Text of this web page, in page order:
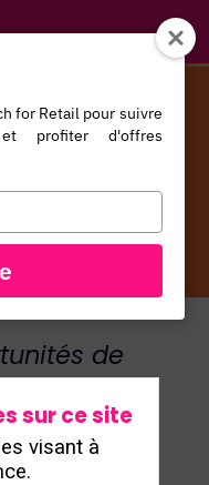
de
sur ce site
visant à
for Retail pour suivre
profiter d'offres